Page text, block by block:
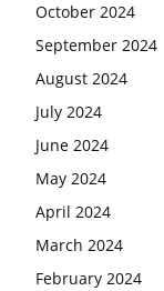
October 2024
September 2024
August 2024
July 2024
June 2024
May 2024
April 2024
March 2024
February 2024